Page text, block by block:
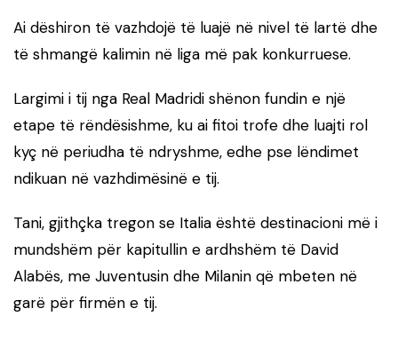
Ai dëshiron të vazhdojë të luajë në nivel të lartë dhe
të shmangë kalimin në liga më pak konkurruese.
Largimi i tij nga Real Madridi shënon fundin e një
etape të rëndësishme, ku ai fitoi trofe dhe luajti rol
kyç në periudha të ndryshme, edhe pse lëndimet
ndikuan në vazhdimësinë e tij.
Tani, gjithçka tregon se Italia është destinacioni më i
mundshëm për kapitullin e ardhshëm të David
Alabës, me Juventusin dhe Milanin që mbeten në
garë për firmën e tij.